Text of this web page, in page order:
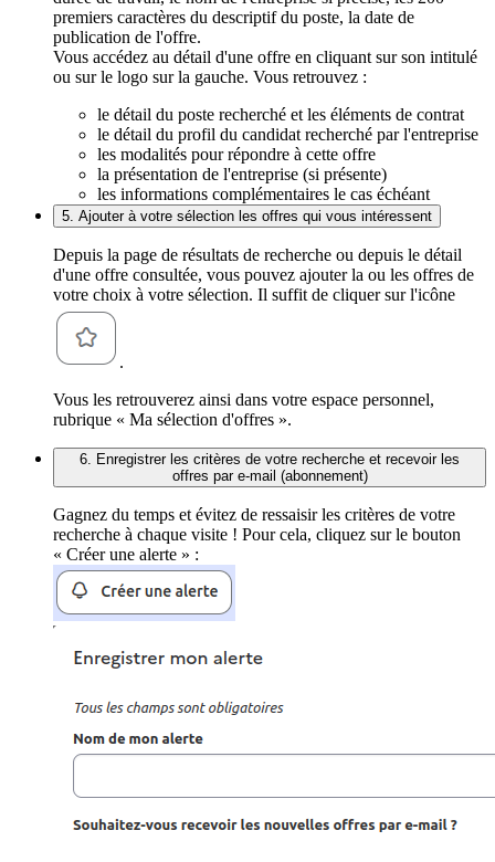
premiers caractères du descriptif du poste, la date de
publication de l'offre.
Vous accédez au détail d'une offre en cliquant sur son intitulé
ou sur le logo sur la gauche. Vous retrouvez :
le détail du poste recherché et les éléments de contrat
le détail du profil du candidat recherché par l'entreprise
les modalités pour répondre à cette offre
la présentation de l'entreprise (si présente)
les informations complémentaires le cas échéant
5. Ajouter à votre sélection les offres qui vous intéressent
Depuis la page de résultats de recherche ou depuis le détail
d'une offre consultée, vous pouvez ajouter la ou les offres de
votre choix à votre sélection. Il suffit de cliquer sur l'icône
.
Vous les retrouverez ainsi dans votre espace personnel,
rubrique « Ma sélection d'offres ».
6. Enregistrer les critères de votre recherche et recevoir les
offres par e-mail (abonnement)
Gagnez du temps et évitez de ressaisir les critères de votre
recherche à chaque visite ! Pour cela, cliquez sur le bouton
« Créer une alerte » :